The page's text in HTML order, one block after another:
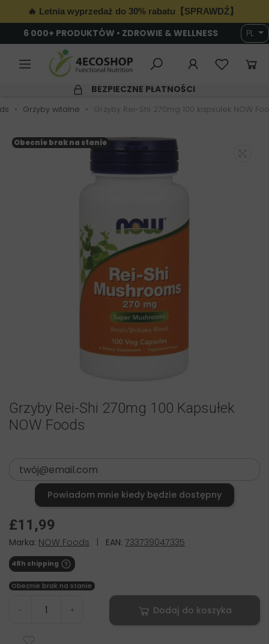
🔥 Letnia wyprzedaż do 30% rabatu【SPRAWDŹ】
6 000+ PRODUKTÓW • ZDROWIE & WELLNESS PL
BEZPIECZNE PŁATNOŚCI
Grzyby witalne Grzyby Rei-Shi 270mg 100 kapsułek NOW
Obecnie brak na stanie
Grzyby Rei-Shi 270mg 100 Kapsułek
NOW Foods
Powiadom mnie kiedy będzie dostępny
£11,99
Marka: NOW Foods EAN: 733739047335
48h shipping
Obecnie brak na stanie
- + Dodaj do koszyka